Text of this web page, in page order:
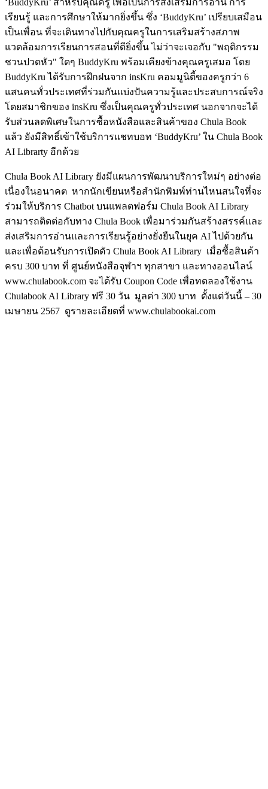
เรียนรู้ และการศึกษาให้มากยิ่งขึ้น ซึ่ง ‘BuddyKru’ เปรียบเสมือน
เป็นเพื่อน ที่จะเดินทางไปกับคุณครูในการเสริมสร้างสภาพ
แวดล้อมการเรียนการสอนที่ดียิ่งขึ้น ไม่ว่าจะเจอกับ "พฤติกรรม
ชวนปวดหัว" ใดๆ BuddyKru พร้อมเคียงข้างคุณครูเสมอ โดย
BuddyKru ได้รับการฝึกฝนจาก insKru คอมมูนิตี้ของครูกว่า 6
แสนคนทั่วประเทศที่ร่วมกันแบ่งปันความรู้และประสบการณ์จริง
โดยสมาชิกของ insKru ซึ่งเป็นคุณครูทั่วประเทศ นอกจากจะได้
รับส่วนลดพิเศษในการซื้อหนังสือและสินค้าของ Chula Book
แล้ว ยังมีสิทธิ์เข้าใช้บริการแชทบอท ‘BuddyKru’ ใน Chula Book
AI Librarty อีกด้วย
Chula Book AI Library ยังมีแผนการพัฒนาบริการใหม่ๆ อย่างต่อ
เนื่องในอนาคต หากนักเขียนหรือสำนักพิมพ์ท่านไหนสนใจที่จะ
ร่วมให้บริการ Chatbot บนแพลตฟอร์ม Chula Book AI Library
สามารถติดต่อกับทาง Chula Book เพื่อมาร่วมกันสร้างสรรค์และ
ส่งเสริมการอ่านและการเรียนรู้อย่างยั่งยืนในยุค AI ไปด้วยกัน
และเพื่อต้อนรับการเปิดตัว Chula Book AI Library เมื่อซื้อสินค้า
ครบ 300 บาท ที่ ศูนย์หนังสือจุฬาฯ ทุกสาขา และทางออนไลน์
www.chulabook.com จะได้รับ Coupon Code เพื่อทดลองใช้งาน
Chulabook AI Library ฟรี 30 วัน มูลค่า 300 บาท ตั้งแต่วันนี้ – 30
เมษายน 2567 ดูรายละเอียดที่ www.chulabookai.com